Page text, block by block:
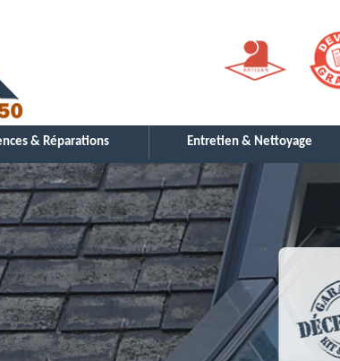
& Réparations Entretien & Nettoyage